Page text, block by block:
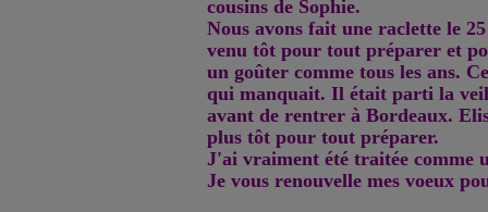
cousins de Sophie.
Nous avons fait une raclette le
venu tôt pour tout préparer et
un goûter comme tous les ans.
qui manquait. Il était parti la
avant de rentrer à Bordeaux.
plus tôt pour tout préparer.
J'ai vraiment été traitée comme
Je vous renouvelle mes voeux